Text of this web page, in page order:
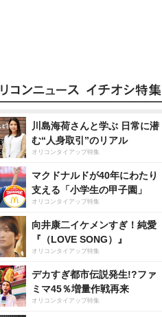
川島海荷さんと学ぶ 日常に潜
む“人身取引”のリアル
オリコンタイアップ特集
マクドナルドが40年にわたり
支える「小学生の甲子園」
オリコンタイアップ特集
向井康二イケメンすぎ！純愛
『（LOVE SONG）』
オリコンタイアップ特集
デカすぎ都市伝説発生!?ファ
ミマ45％増量作戦再来
オリコンタイアップ特集